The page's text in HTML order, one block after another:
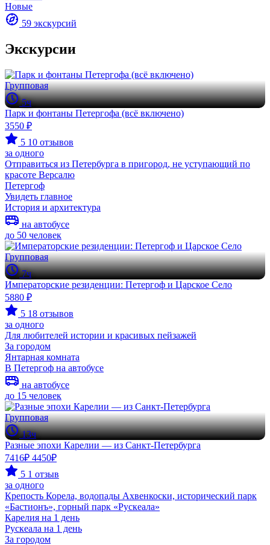
Новые
59 экскурсий
Экскурсии
Групповая
5ч
Парк и фонтаны Петергофа (всё включено)
3550 ₽
5 10 отзывов
за одного
Отправиться из Петербурга в пригород, не уступающий по
красоте Версалю
Петергоф
Увидеть главное
История и архитектура
на автобусе
до 50 человек
Групповая
7ч
Императорские резиденции: Петергоф и Царское Село
5880 ₽
5 18 отзывов
за одного
Для любителей истории и красивых пейзажей
За городом
Янтарная комната
В Петергоф на автобусе
на автобусе
до 15 человек
Групповая
13ч
Разные эпохи Карелии — из Санкт-Петербурга
7416₽ 4450₽
5 1 отзыв
за одного
Крепость Корела, водопады Ахвенкоски, исторический парк
«Бастионъ», горный парк «Рускеала»
Карелия на 1 день
Рускеала на 1 день
За городом